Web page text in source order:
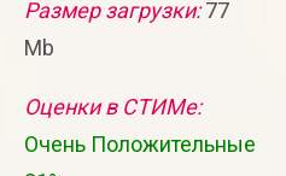
Размер загрузки:77
Mb
Оценки в СТИМе:
Очень Положительные